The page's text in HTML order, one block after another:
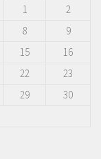
1
2
8
9
15
16
22
23
29
30